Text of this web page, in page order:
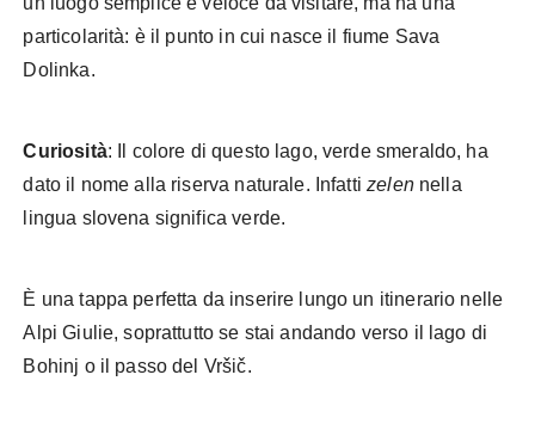
particolarità: è il punto in cui nasce il fiume Sava
Dolinka.
Curiosità: Il colore di questo lago, verde smeraldo, ha
dato il nome alla riserva naturale. Infattizelennella
lingua slovena significa verde.
È una tappa perfetta da inserire lungo un itinerario nelle
Alpi Giulie, soprattutto se stai andando verso il lago di
Bohinj o il passo del Vršič.